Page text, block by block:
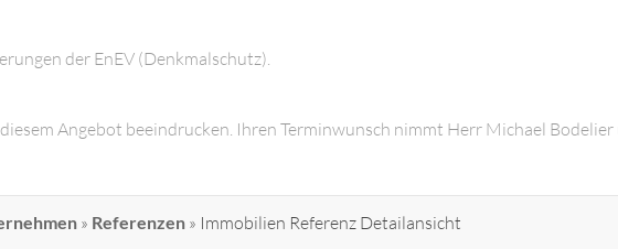
der EnEV (Denkmalschutz).
Angebot beeindrucken. Ihren Terminwunsch nimmt Herr Michael
» Referenzen » Immobilien Referenz Detailansicht